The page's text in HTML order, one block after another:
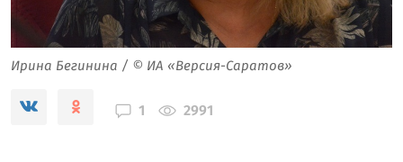
Ирина Бегинина / © ИА «Версия-Саратов»
1 2991